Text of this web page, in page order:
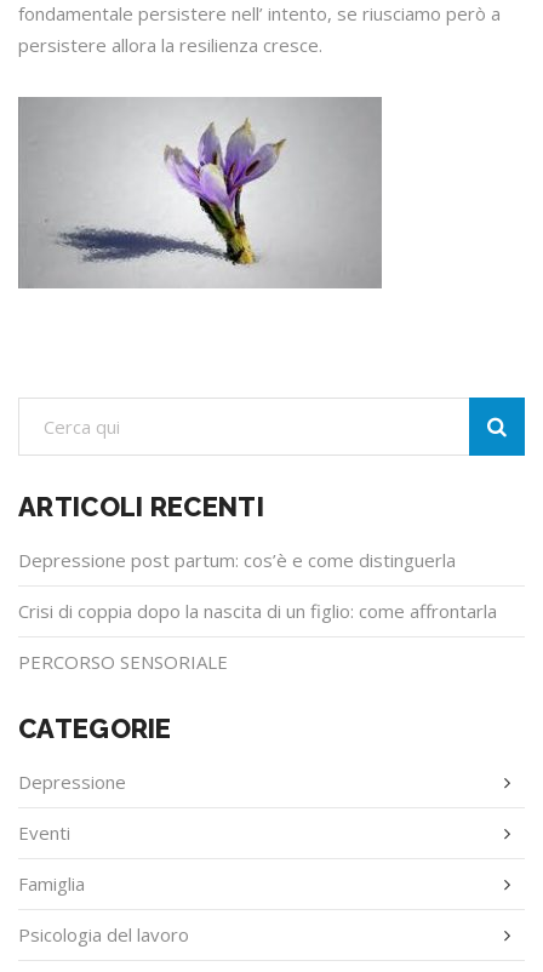
fondamentale persistere nell’ intento, se riusciamo però a
persistere allora la resilienza cresce.
ARTICOLI RECENTI
Depressione post partum: cos’è e come distinguerla
Crisi di coppia dopo la nascita di un figlio: come affrontarla
PERCORSO SENSORIALE
CATEGORIE
Depressione
Eventi
Famiglia
Psicologia del lavoro